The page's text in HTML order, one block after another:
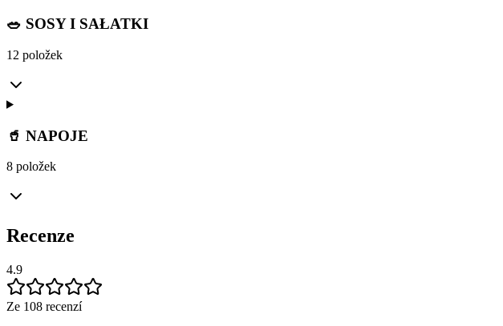
🥗 SOSY I SAŁATKI
12 položek
🥤 NAPOJE
8 položek
Recenze
4.9
Ze 108 recenzí